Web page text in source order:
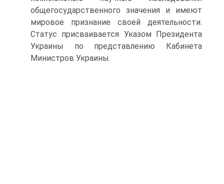
общегосударственного значения и имеют
мировое признание своей деятельности.
Статус присваивается Указом Президента
Украины по представлению Кабинета
Министров Украины.